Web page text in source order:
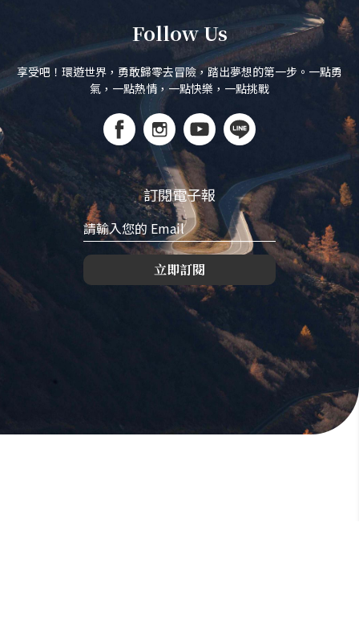
Follow Us
享受吧！環遊世界，勇敢歸零去冒險，踏出夢想的第一步。一點勇
氣，一點熱情，一點快樂，一點挑戰
訂閱電子報
立即訂閱